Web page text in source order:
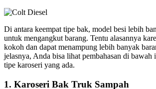
Di antara keempat tipe bak, model besi lebih
untuk mengangkut barang. Tentu alasannya
kokoh dan dapat menampung lebih banyak
jelasnya, Anda bisa lihat pembahasan di bawah
tipe karoseri yang ada.
1. Karoseri Bak Truk Sampah